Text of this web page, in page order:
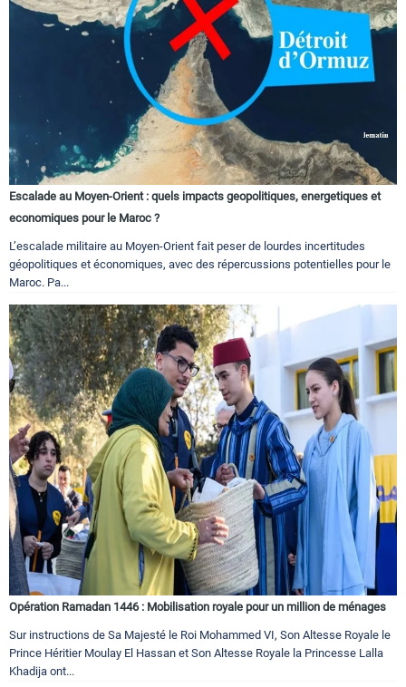
Escalade au Moyen-Orient : quels impacts geopolitiques, energetiques et
economiques pour le Maroc ?
L’escalade militaire au Moyen-Orient fait peser de lourdes incertitudes
géopolitiques et économiques, avec des répercussions potentielles pour le
Maroc. Pa...
Opération Ramadan 1446 : Mobilisation royale pour un million de ménages
Sur instructions de Sa Majesté le Roi Mohammed VI, Son Altesse Royale le
Prince Héritier Moulay El Hassan et Son Altesse Royale la Princesse Lalla
Khadija ont...